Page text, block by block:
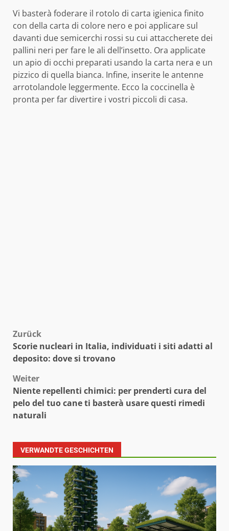
Vi basterà foderare il rotolo di carta igienica finito
con della carta di colore nero e poi applicare sul
davanti due semicerchi rossi su cui attaccherete dei
pallini neri per fare le ali dell’insetto. Ora applicate
un apio di occhi preparati usando la carta nera e un
pizzico di quella bianca. Infine, inserite le antenne
arrotolandole leggermente. Ecco la coccinella è
pronta per far divertire i vostri piccoli di casa.
Beitragsnavigation
Zurück
Scorie nucleari in Italia, individuati i siti adatti al
deposito: dove si trovano
Weiter
Niente repellenti chimici: per prenderti cura del
pelo del tuo cane ti basterà usare questi rimedi
naturali
VERWANDTE GESCHICHTEN